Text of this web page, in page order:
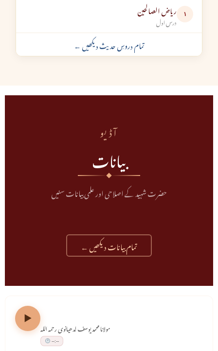
۱ ریاض الصالحین
درس اول
تمام دروسِ حدیث دیکھیں ←
آڈیو
بیانات
حضرت شہید کے اصلاحی اور علمی بیانات سنیں
تمام بیانات دیکھیں ←
مولانا محمد یوسف لدھیانوی رحمہ اللہ
--:--